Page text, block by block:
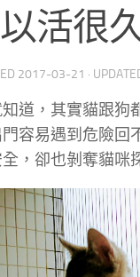
活很
2017-03-21 ·
道，其實貓跟狗
容易遇到危險回
，卻也剝奪貓咪